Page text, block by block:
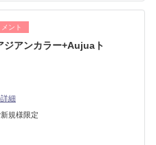
メント
ジアンカラー+Aujuaト
細
新規様限定